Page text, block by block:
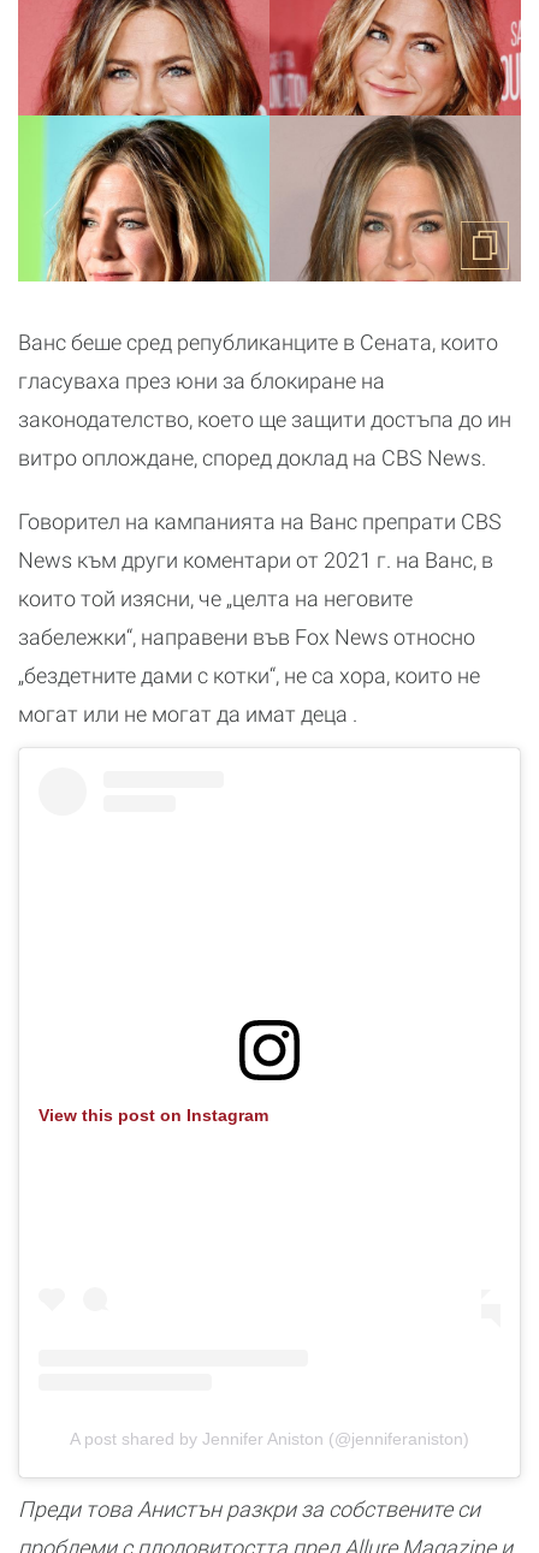
Ванс беше сред републиканците в Сената, които
гласуваха през юни за блокиране на
законодателство, което ще защити достъпа до ин
витро оплождане, според доклад на CBS News.
Говорител на кампанията на Ванс препрати CBS
News към други коментари от 2021 г. на Ванс, в
които той изясни, че „целта на неговите
забележки“, направени във Fox News относно
„бездетните дами с котки“, не са хора, които не
могат или не могат да имат деца .
View this post on Instagram
A post shared by Jennifer Aniston (@jenniferaniston)
Преди това Анистън разкри за собствените си
проблеми с плодовитостта пред Allure Magazine и